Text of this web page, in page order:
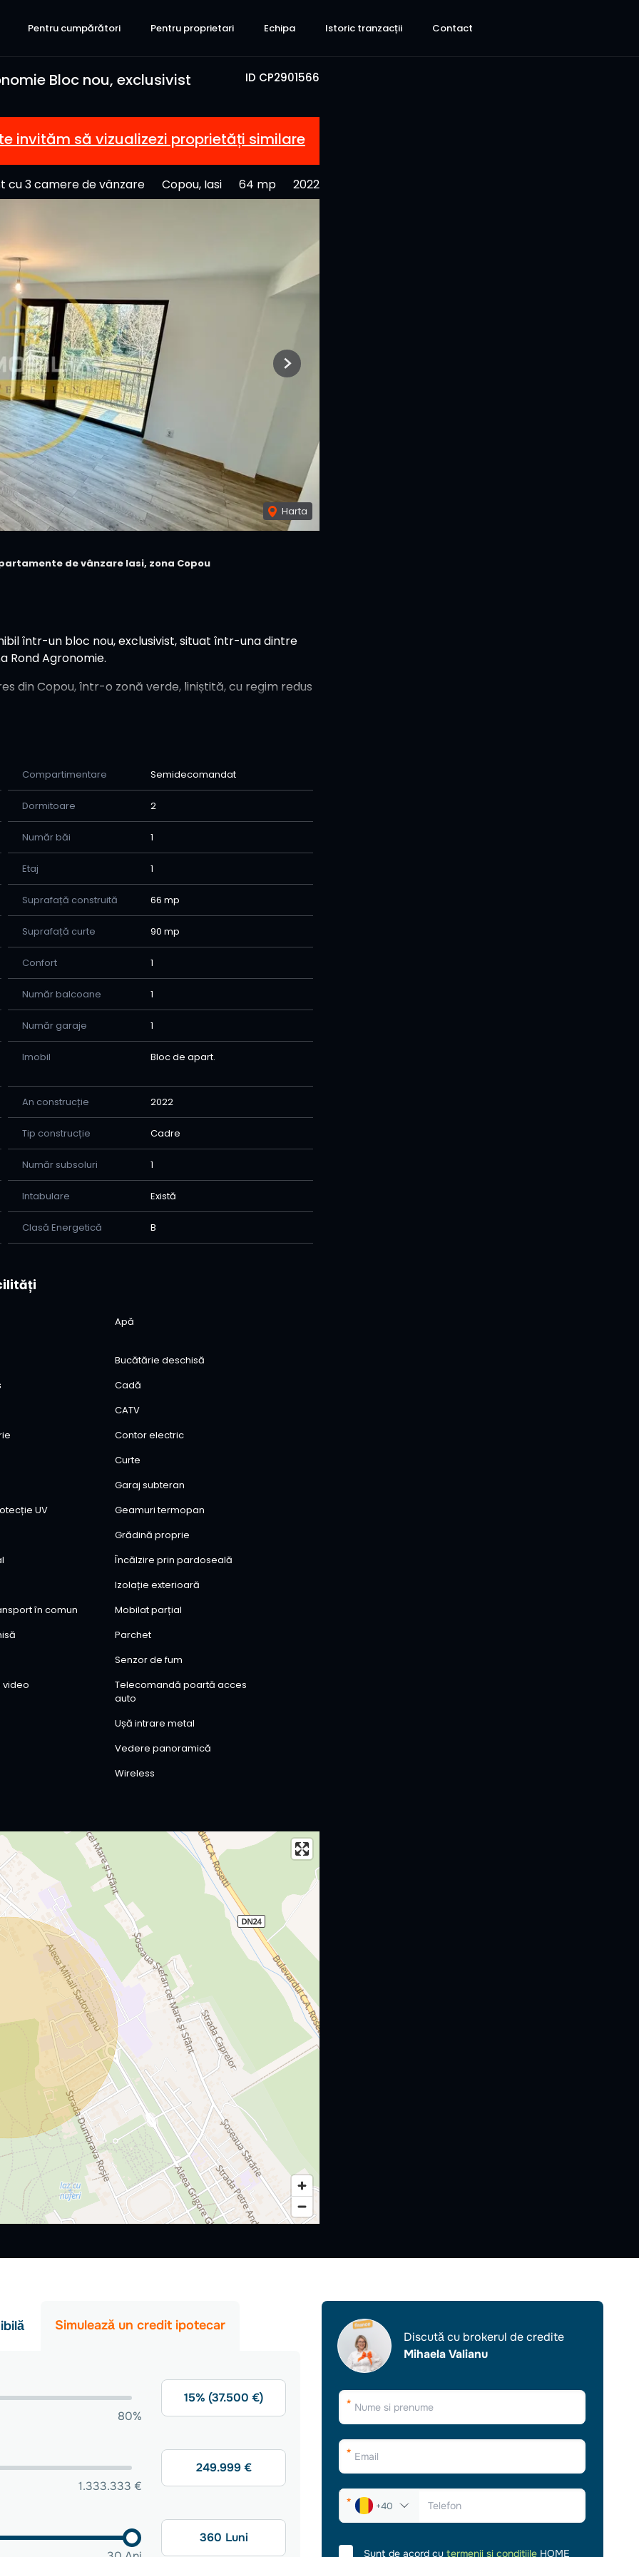
Pentru cumpărători Pentru proprietari Echipa Istoric tranzacții Contact
ID CP2901566
Bloc nou, exclusivist
te invităm să vizualizezi proprietăți similare
cu 3 camere de vânzare Copou, Iasi 64 mp 2022
Harta
Next
de vânzare Iasi, zona Copou
într-un bloc nou, exclusivist, situat într-una dintre
Rond Agronomie.
din Copou, într-o zonă verde, liniștită, cu regim redus
imediată
proprietar
de rară:
nu ezitați să ne contactați. Bogdan 0750730459
Compartimentare Semidecomandat
Dormitoare 2
Număr băi 1
Etaj 1
Suprafață construită 66 mp
Suprafață curte 90 mp
Confort 1
Număr balcoane 1
Număr garaje 1
Imobil Bloc de apart.
An construcție 2022
Tip construcție Cadre
Număr subsoluri 1
Intabulare Există
Clasă Energetică B
Apă
Bucătărie deschisă
Cadă
CATV
Contor electric
Curte
Garaj subteran
UV
Geamuri termopan
Grădină proprie
Încălzire prin pardoseală
Izolație exterioară
în comun
Mobilat parțial
Parchet
Senzor de fum
video
Telecomandă poartă acces
auto
Ușă intrare metal
Vedere panoramică
Wireless